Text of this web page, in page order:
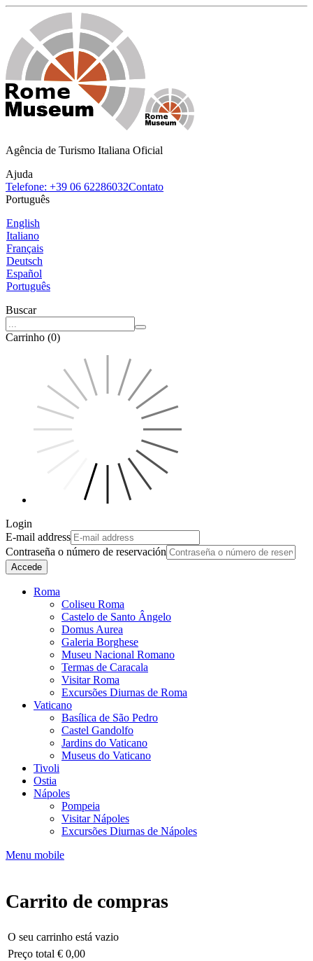
Agência de Turismo Italiana Oficial
Ajuda
Telefone: +39 06 62286032Contato
Português
English
Italiano
Français
Deutsch
Español
Português
Buscar
Carrinho (0)
Login
E-mail address
Contraseña o número de reservación
Accede
Roma
Coliseu Roma
Castelo de Santo Ângelo
Domus Aurea
Galeria Borghese
Museu Nacional Romano
Termas de Caracala
Visitar Roma
Excursões Diurnas de Roma
Vaticano
Basílica de São Pedro
Castel Gandolfo
Jardins do Vaticano
Museus do Vaticano
Tivoli
Ostia
Nápoles
Pompeia
Visitar Nápoles
Excursões Diurnas de Nápoles
Menu mobile
Carrito de compras
O seu carrinho está vazio
Preço total € 0,00